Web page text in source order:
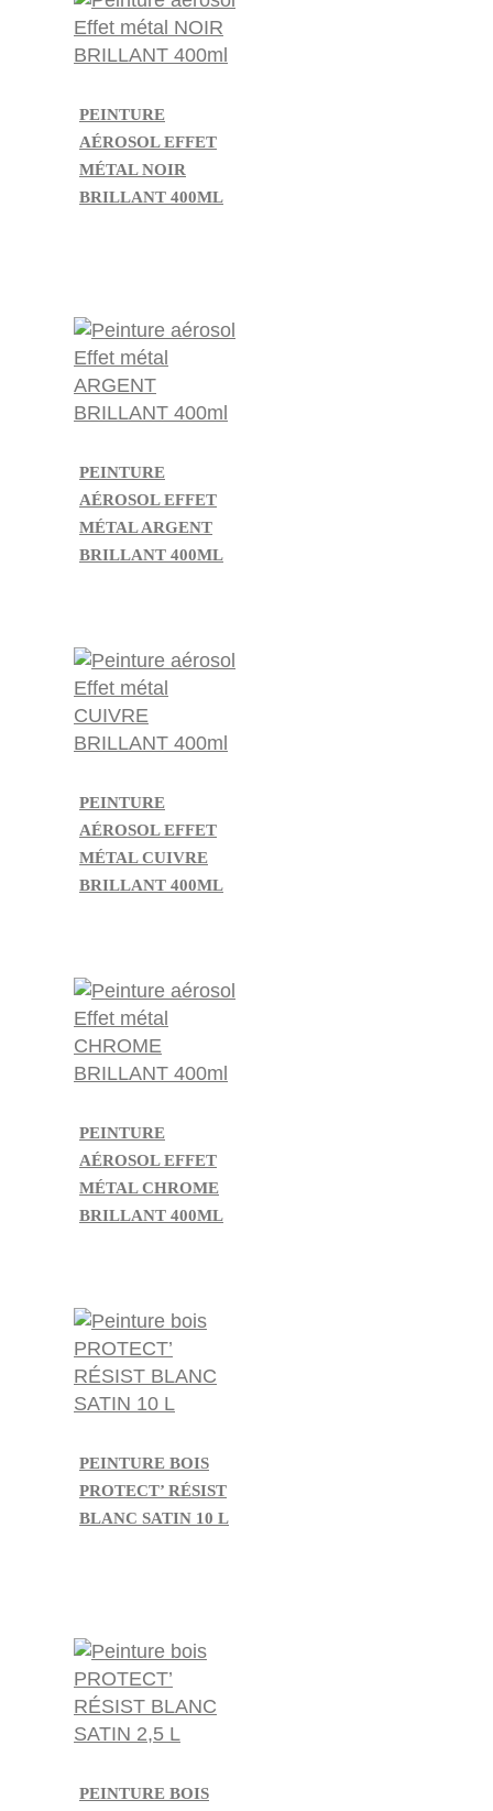
PEINTURE
AÉROSOL EFFET
MÉTAL NOIR
BRILLANT 400ML
PEINTURE
AÉROSOL EFFET
MÉTAL ARGENT
BRILLANT 400ML
PEINTURE
AÉROSOL EFFET
MÉTAL CUIVRE
BRILLANT 400ML
PEINTURE
AÉROSOL EFFET
MÉTAL CHROME
BRILLANT 400ML
PEINTURE BOIS
PROTECT’ RÉSIST
BLANC SATIN 10 L
PEINTURE BOIS